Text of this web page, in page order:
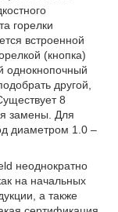
горелки
встроенной
(кнопка)
однокнопочный
другой,
8
замены. Для
диаметром 1.0 –
неоднократно
на начальных
а также